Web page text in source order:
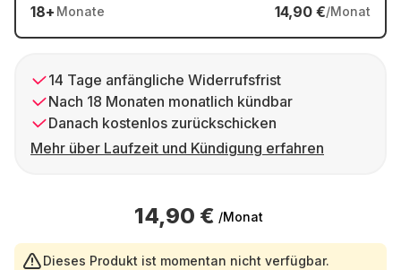
18+ Monate 14,90 €/Monat
14 Tage anfängliche Widerrufsfrist
Nach 18 Monaten monatlich kündbar
Danach kostenlos zurückschicken
Mehr über Laufzeit und Kündigung erfahren
14,90 € /Monat
Dieses Produkt ist momentan nicht verfügbar.